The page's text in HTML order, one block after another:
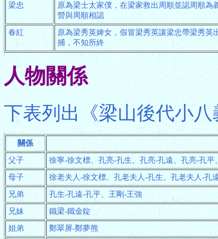
梁忠
原為梁士太家僕，在梁家救出周順並認周順
營與周順相認
春紅
原為梁秀英婢女，假冒梁秀英讓梁忠帶梁秀
捕，不知所終
人物關係
下表列出《梁山後代小
關係
父子 徐寧-徐文標、孔亮-孔生、孔亮-孔遠、孔亮-孔
母子 徐老夫人-徐文標、孔老夫人-孔生、孔老夫人-孔
兄弟 孔生-孔遠-孔平、王剛-王強
兄妹 鐵梁-鐵金錠
姐弟 鄭翠屏-鄭夢熊